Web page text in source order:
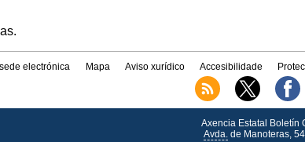
electrónica Mapa Aviso xurídico Accesibilidade
Axencia Estatal Boletín
Avda.de Manoteras,